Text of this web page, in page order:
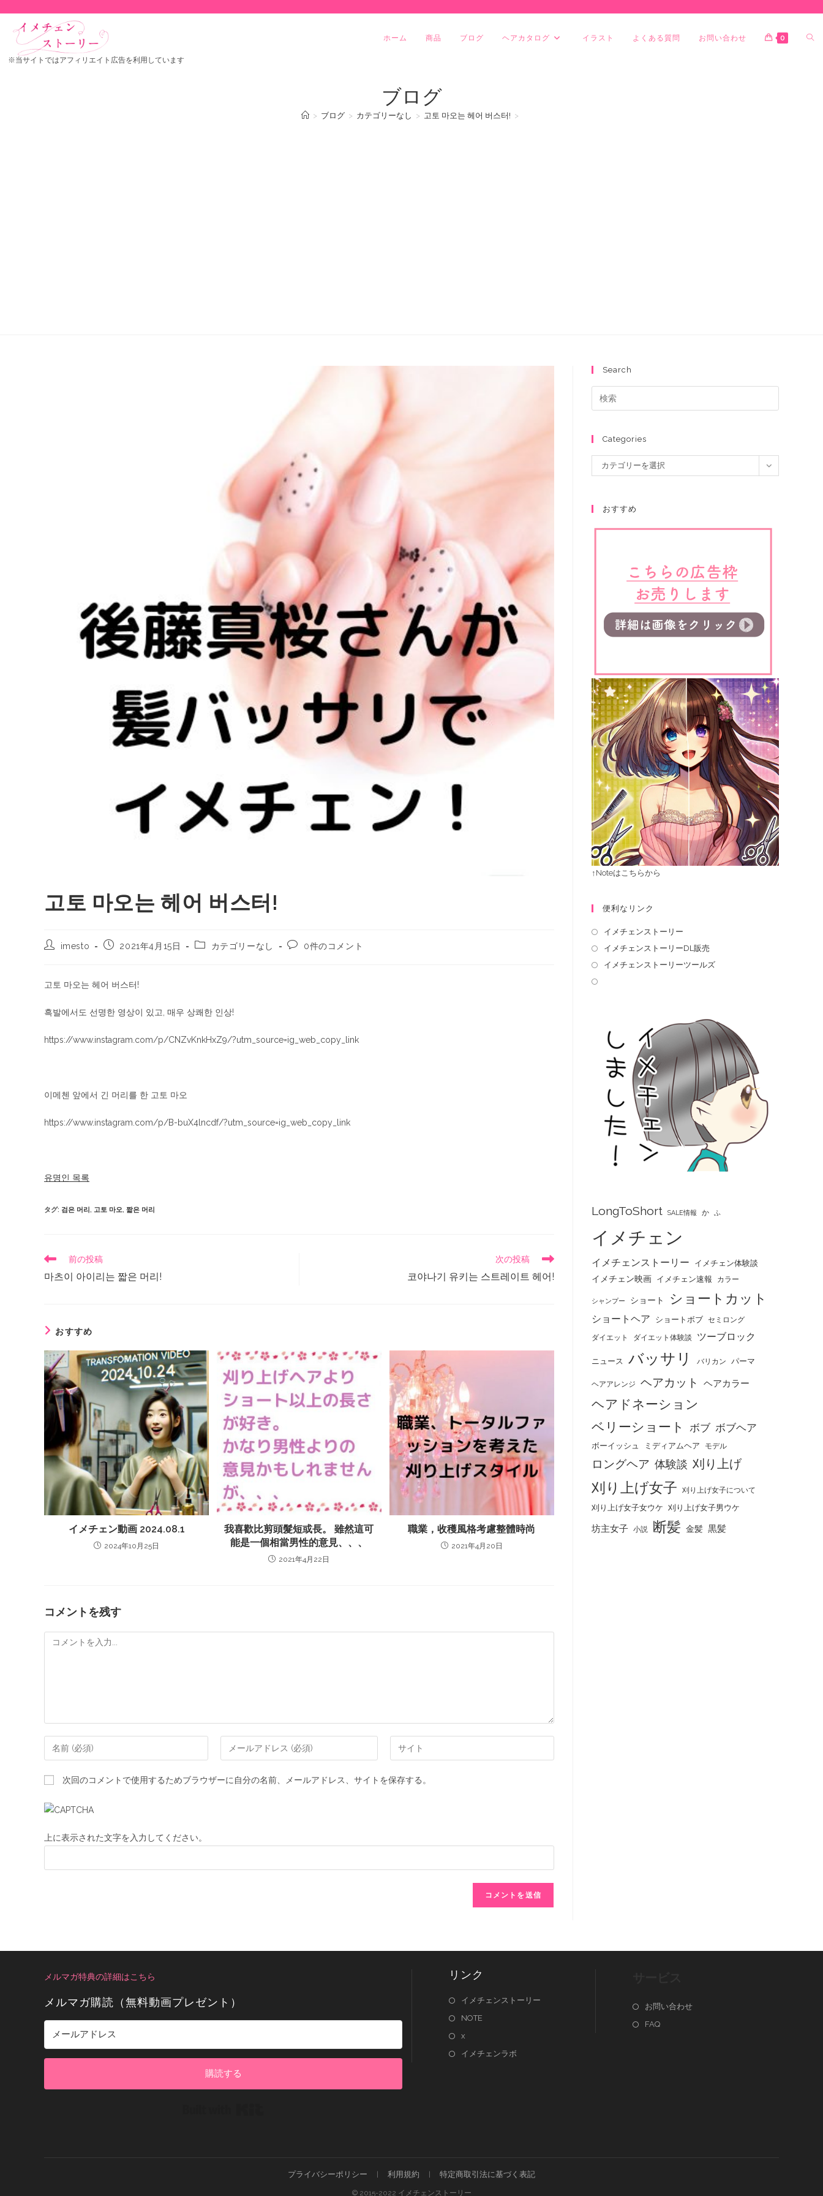
※当サイトではアフィリエイト広告を利用しています
ホーム 商品 ブログ ヘアカタログ イラスト よくある質問 お問い合わせ 0
ブログ
> ブログ > カテゴリーなし > 고토 마오는 헤어 버스터! >
고토 마오는 헤어 버스터!
imesto 2021年4月15日 カテゴリーなし 0件のコメント
고토 마오는 헤어 버스터!
흑발에서도 선명한 영상이 있고, 매우 상쾌한 인상!
https://www.instagram.com/p/CNZvKnkHxZ9/?utm_source=ig_web_copy_link
이메첸 앞에서 긴 머리를 한 고토 마오
https://www.instagram.com/p/B-buX4lncdf/?utm_source=ig_web_copy_link
유명인 목록
タグ: 검은 머리, 고토 마오, 짧은 머리
前の投稿
마츠이 아이리는 짧은 머리!
次の投稿
코야나기 유키는 스트레이트 헤어!
おすすめ
イメチェン動画 2024.08.1
2024年10月25日
我喜歡比剪頭髮短或長。 雖然這可
能是一個相當男性的意見、、、
2021年4月22日
職業，收穫風格考慮整體時尚
2021年4月20日
コメントを残す
次回のコメントで使用するためブラウザーに自分の名前、メールアドレス、サイトを保存する。
上に表示された文字を入力してください。
Search
Categories
カテゴリーを選択
おすすめ
↑Noteはこちらから
便利なリンク
イメチェンストーリー
イメチェンストーリーDL販売
イメチェンストーリーツールズ
LongToShort SALE情報 か ふ
イメチェン
イメチェンストーリー イメチェン体験談
イメチェン映画 イメチェン速報 カラー
シャンプー ショート ショートカット
ショートヘア ショートボブ セミロング
ダイエット ダイエット体験談 ツーブロック
ニュース バッサリ バリカン パーマ
ヘアアレンジ ヘアカット ヘアカラー
ヘアドネーション
ベリーショート
ボブ ボブヘア
ボーイッシュ ミディアムヘア モデル
ロングヘア 体験談 刈り上げ
刈り上げ女子 刈り上げ女子について
刈り上げ女子女ウケ 刈り上げ女子男ウケ
坊主女子 小説 断髪 金髪 黒髪
メルマガ特典の詳細はこちら
メルマガ購読（無料動画プレゼント）
購読する
リンク
イメチェンストーリー
NOTE
x
イメチェンラボ
お問い合わせ
FAQ
プライバシーポリシー 利用規約 特定商取引法に基づく表記
© 2015-2022 イメチェンストーリー